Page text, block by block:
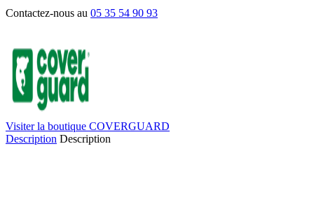
Contactez-nous au 05 35 54 90 93
Visiter la boutique COVERGUARD
Description Description